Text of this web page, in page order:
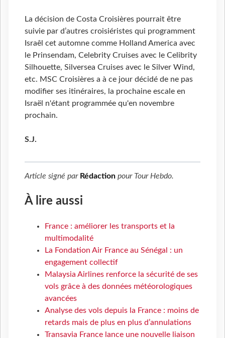
La décision de Costa Croisières pourrait être
suivie par d’autres croisiéristes qui programment
Israêl cet automne comme Holland America avec
le Prinsendam, Celebrity Cruises avec le Celibrity
Silhouette, Silversea Cruises avec le Silver Wind,
etc. MSC Croisières a à ce jour décidé de ne pas
modifier ses itinéraires, la prochaine escale en
Israël n'étant programmée qu'en novembre
prochain.
S.J.
Article signé par Rédaction pour Tour Hebdo.
À lire aussi
France : améliorer les transports et la
multimodalité
La Fondation Air France au Sénégal : un
engagement collectif
Malaysia Airlines renforce la sécurité de ses
vols grâce à des données météorologiques
avancées
Analyse des vols depuis la France : moins de
retards mais de plus en plus d’annulations
Transavia France lance une nouvelle liaison